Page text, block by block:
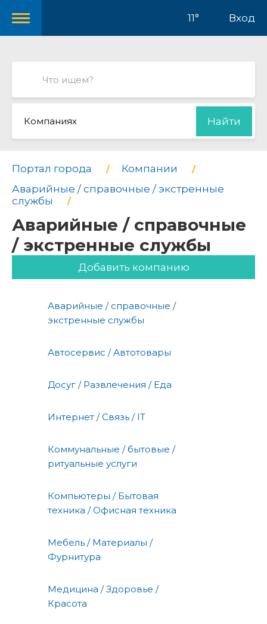
11° Вход
Компаниях Найти
Портал города
Компании
Аварийные / справочные / экстренные
службы
Аварийные / справочные
/ экстренные службы
Добавить компанию
Аварийные / справочные /
экстренные службы
Автосервис / Автотовары
Досуг / Развлечения / Еда
Интернет / Связь / IT
Коммунальные / бытовые /
ритуальные услуги
Компьютеры / Бытовая
техника / Офисная техника
Мебель / Материалы /
Фурнитура
Медицина / Здоровье /
Красота